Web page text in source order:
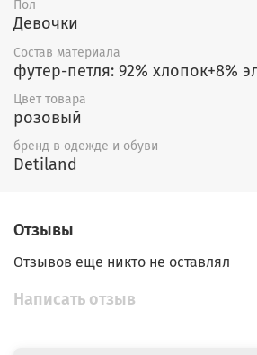
Пол
Девочки
Состав материала
футер-петля: 92% хлопок+8%
Цвет товара
розовый
бренд в одежде и обуви
Detiland
Отзывы
Отзывов еще никто не оставлял
Написать отзыв